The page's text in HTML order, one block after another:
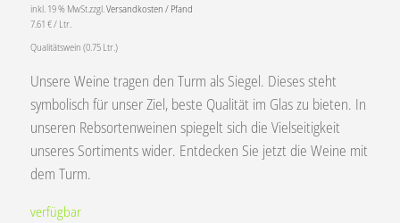
inkl. 19 % MwSt.zzgl. Versandkosten / Pfand
7.61 €/ Ltr.
Qualitätswein (0.75 Ltr.)
Unsere Weine tragen den Turm als Siegel. Dieses steht
symbolisch für unser Ziel, beste Qualität im Glas zu bieten. In
unseren Rebsortenweinen spiegelt sich die Vielseitigkeit
unseres Sortiments wider. Entdecken Sie jetzt die Weine mit
dem Turm.
verfügbar